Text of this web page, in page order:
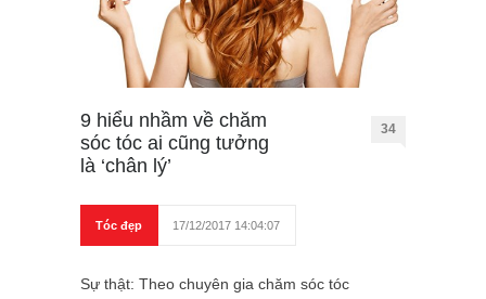
9 hiểu nhầm về chăm
sóc tóc ai cũng tưởng
là ‘chân lý’
34
Tóc đẹp 17/12/2017 14:04:07
Sự thật: Theo chuyên gia chăm sóc tóc